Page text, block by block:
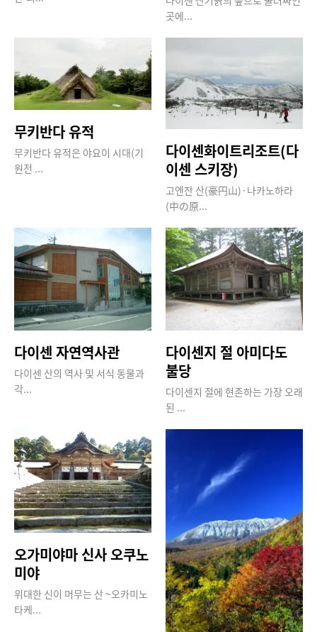
곳에...
무키반다 유적
무키반다 유적은 야요이 시대(기
원전 ...
다이센화이트리조트(다
이센 스키장)
고엔잔 산(豪円山)·나카노하라
(中の原...
다이센 자연역사관
다이센 산의 역사 및 서식 동물과
각...
다이센지 절 아미다도
불당
다이센지 절에 현존하는 가장 오래
된 ...
오가미야마 신사 오쿠노
미야
위대한 신이 머무는 산 ~오카미노
타케...